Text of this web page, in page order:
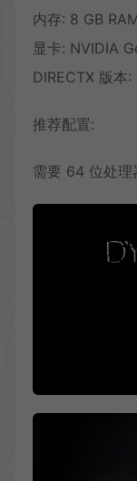
内存: 8 GB
显卡: NVIDIA
DIRECTX 版本:
推荐配置:
需要 64 位处理